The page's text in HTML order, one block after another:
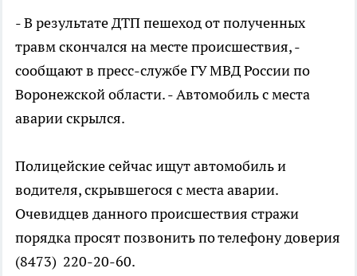
- В результате ДТП пешеход от полученных
травм скончался на месте происшествия, -
сообщают в пресс-службе ГУ МВД России по
Воронежской области. - Автомобиль с места
аварии скрылся.
Полицейские сейчас ищут автомобиль и
водителя, скрывшегося с места аварии.
Очевидцев данного происшествия стражи
порядка просят позвонить по телефону доверия
(8473) 220-20-60.